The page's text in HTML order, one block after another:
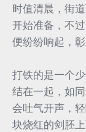
时值清晨，街
开始准备，不
便纷纷响起，
打铁的是一个
结在一起，如
会吐气开声，
块烧红的剑胚